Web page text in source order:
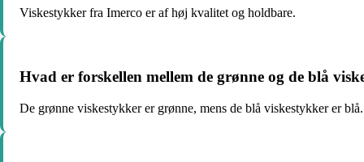
Viskestykker fra Imerco er af høj kvalitet og holdbare.
Hvad er forskellen mellem de grønne og de blå
De grønne viskestykker er grønne, mens de blå viskestykker er blå.